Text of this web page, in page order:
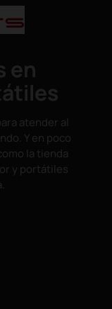
en
atender al
Y en poco
la tienda
y portátiles